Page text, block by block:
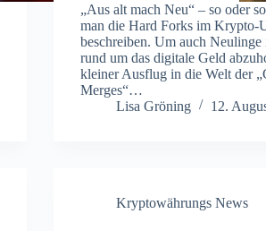
„Aus alt mach Neu“ – so oder
man die Hard Forks im Krypto-
beschreiben. Um auch Neulinge
rund um das digitale Geld
kleiner Ausflug in die Welt der
Merges“…
Lisa Gröning
12.
Kryptowährungs News